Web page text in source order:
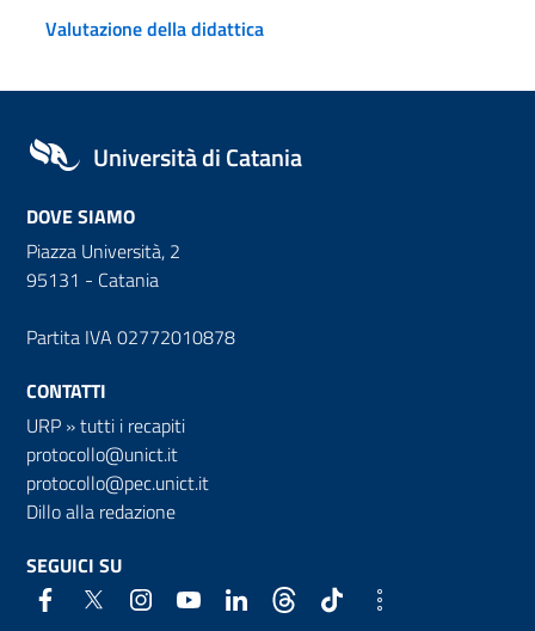
Valutazione della didattica
Università di Catania
DOVE SIAMO
Piazza Università, 2
95131 - Catania
Partita IVA 02772010878
CONTATTI
URP »tutti i recapiti
protocollo@unict.it
protocollo@pec.unict.it
Dillo alla redazione
SEGUICI SU